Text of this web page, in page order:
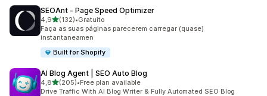
SEOAnt ‑ Page Speed Optimizer
4,9de 5 estrelas
(132)
132 total de avaliações
•Gratuito
Faça as suas páginas parecerem carregar (quase)
instantaneamen
Built for Shopify
AI Blog Agent | SEO Auto Blog
4,8de 5 estrelas
(205)
205 total de avaliações
•Free plan available
Drive Traffic With AI Blog Writer & Fully Automated SEO Blog